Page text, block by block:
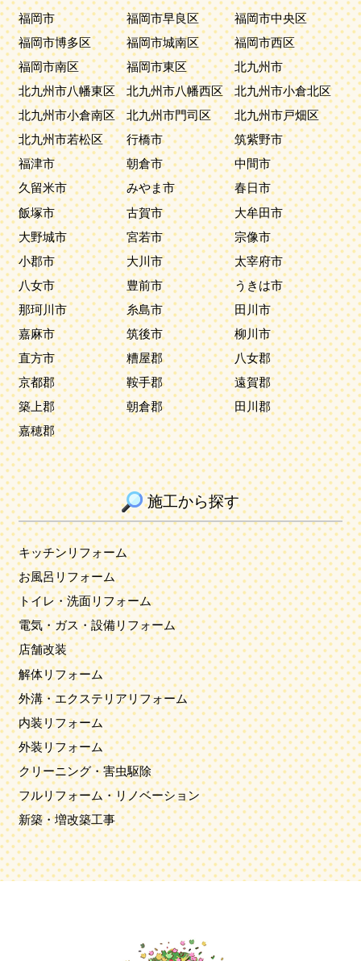
福岡市 福岡市早良区
福岡市中央区
福岡市博多区
福岡市城南区
福岡市西区
福岡市南区
福岡市東区
北九州市
北九州市八幡東区
北九州市八幡西区
北九州市小倉北区
北九州市小倉南区
北九州市門司区
北九州市戸畑区
北九州市若松区
行橋市
筑紫野市
福津市
朝倉市
中間市
久留米市
みやま市
春日市
飯塚市
古賀市
大牟田市
大野城市
宮若市
宗像市
小郡市
大川市
太宰府市
八女市
豊前市
うきは市
那珂川市
糸島市
田川市
嘉麻市
筑後市
柳川市
直方市
糟屋郡
八女郡
京都郡
鞍手郡
遠賀郡
築上郡
朝倉郡
田川郡
嘉穂郡
施工から探す
キッチンリフォーム
お風呂リフォーム
トイレ・洗面リフォーム
電気・ガス・設備リフォーム
店舗改装
解体リフォーム
外溝・エクステリアリフォーム
内装リフォーム
外装リフォーム
クリーニング・害虫駆除
フルリフォーム・リノベーション
新築・増改築工事